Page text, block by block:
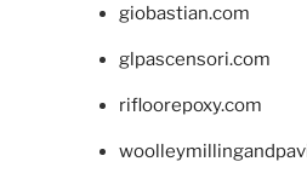
giobastian.com
glpascensori.com
rifloorepoxy.com